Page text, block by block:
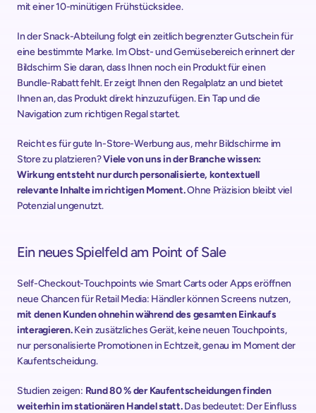
mit einer 10-minütigen Frühstücksidee.
In der Snack-Abteilung folgt ein zeitlich begrenzter Gutschein für
eine bestimmte Marke. Im Obst- und Gemüsebereich erinnert der
Bildschirm Sie daran, dass Ihnen noch ein Produkt für einen
Bundle-Rabatt fehlt. Er zeigt Ihnen den Regalplatz an und bietet
Ihnen an, das Produkt direkt hinzuzufügen. Ein Tap und die
Navigation zum richtigen Regal startet.
Reicht es für gute In-Store-Werbung aus, mehr Bildschirme im
Store zu platzieren? Viele von uns in der Branche wissen:
Wirkung entsteht nur durch personalisierte, kontextuell
relevante Inhalte im richtigen Moment. Ohne Präzision bleibt viel
Potenzial ungenutzt.
Ein neues Spielfeld am Point of Sale
Self-Checkout-Touchpoints wie Smart Carts oder Apps eröffnen
neue Chancen für Retail Media: Händler können Screens nutzen,
mit denen Kunden ohnehin während des gesamten Einkaufs
interagieren. Kein zusätzliches Gerät, keine neuen Touchpoints,
nur personalisierte Promotionen in Echtzeit, genau im Moment der
Kaufentscheidung.
Studien zeigen: Rund 80 % der Kaufentscheidungen finden
weiterhin im stationären Handel statt. Das bedeutet: Der Einfluss